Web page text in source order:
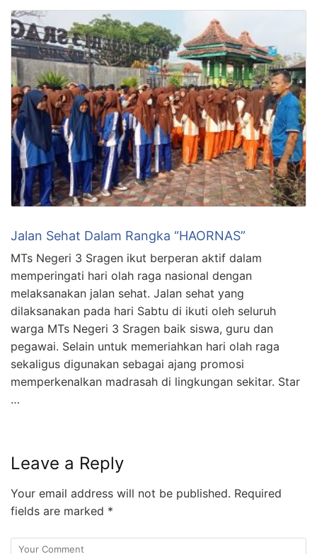
Jalan Sehat Dalam Rangka “HAORNAS”
MTs Negeri 3 Sragen ikut berperan aktif dalam
memperingati hari olah raga nasional dengan
melaksanakan jalan sehat. Jalan sehat yang
dilaksanakan pada hari Sabtu di ikuti oleh seluruh
warga MTs Negeri 3 Sragen baik siswa, guru dan
pegawai. Selain untuk memeriahkan hari olah raga
sekaligus digunakan sebagai ajang promosi
memperkenalkan madrasah di lingkungan sekitar. Star
…
Leave a Reply
Your email address will not be published. Required
fields are marked *